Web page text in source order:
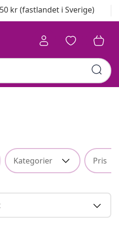
kr (fastlandet i Sverige)
Kategorier Pris